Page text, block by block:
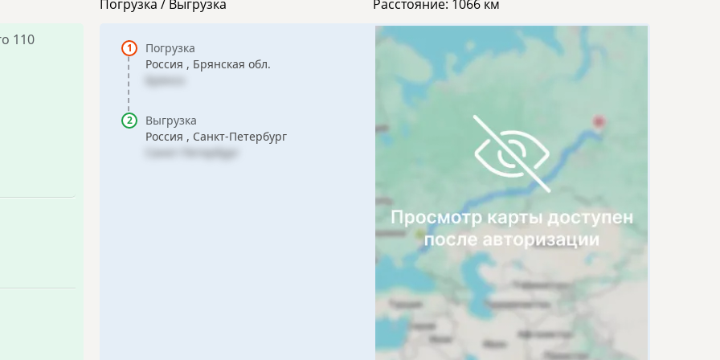
110
Погрузка / Выгрузка
Погрузка
Россия , Брянская обл.
Брянск
Выгрузка
Россия , Санкт-Петербург
Санкт-Петербург
Расстояние: 1066 км